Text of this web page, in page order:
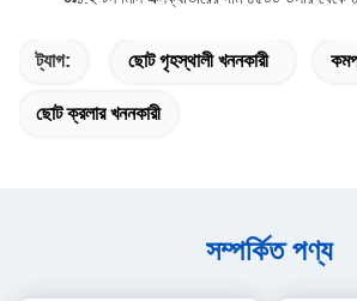
ট্যাগ: ছোট গৃহস্থালী খননকারী
ছোট ক্রলার খননকারী
সম্পর্কিত পণ্য